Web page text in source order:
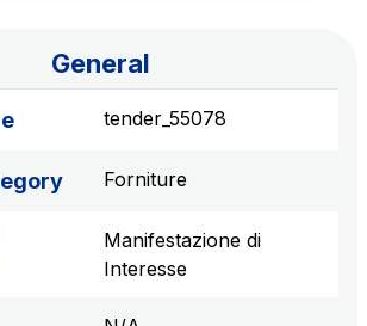
and property management
General
tender_55078
Forniture
Manifestazione di
Interesse